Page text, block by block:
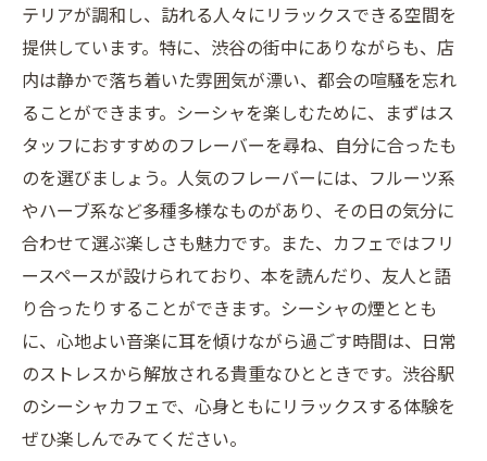
テリアが調和し、訪れる人々にリラックスできる空間を
提供しています。特に、渋谷の街中にありながらも、店
内は静かで落ち着いた雰囲気が漂い、都会の喧騒を忘れ
ることができます。シーシャを楽しむために、まずはス
タッフにおすすめのフレーバーを尋ね、自分に合ったも
のを選びましょう。人気のフレーバーには、フルーツ系
やハーブ系など多種多様なものがあり、その日の気分に
合わせて選ぶ楽しさも魅力です。また、カフェではフリ
ースペースが設けられており、本を読んだり、友人と語
り合ったりすることができます。シーシャの煙ととも
に、心地よい音楽に耳を傾けながら過ごす時間は、日常
のストレスから解放される貴重なひとときです。渋谷駅
のシーシャカフェで、心身ともにリラックスする体験を
ぜひ楽しんでみてください。